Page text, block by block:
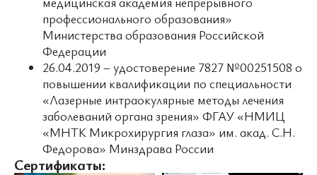
профессионального образования»
Министерства образования Российской
Федерации
26.04.2019 – удостоверение 7827 №00251508 о
повышении квалификации по специальности
«Лазерные интраокулярные методы лечения
заболеваний органа зрения» ФГАУ «НМИЦ
«МНТК Микрохирургия глаза» им. акад. С.Н.
Федорова» Минздрава России
Сертификаты: